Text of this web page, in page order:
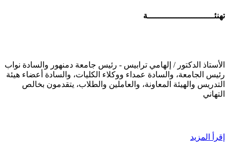
تهنئــــــــــــــــــــــــــة
الأستاذ الدكتور / إلهامي ترابيس - رئيس جامعة دمنهور والسادة نواب
رئيس الجامعة، والسادة عمداء ووكلاء الكليات، والسادة أعضاء هيئة
التدريس والهيئة المعاونة، والعاملين والطلاب، يتقدمون بخالص
التهاني
إقرأ المزيد